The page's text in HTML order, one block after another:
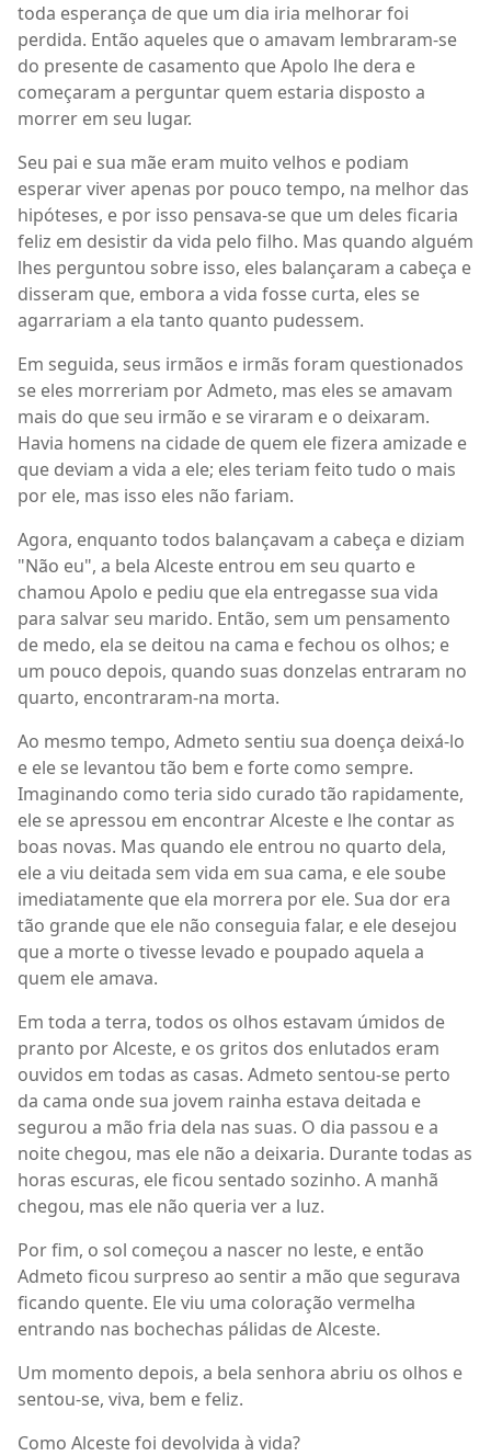
toda esperança de que um dia iria melhorar foi
perdida. Então aqueles que o amavam lembraram-se
do presente de casamento que Apolo lhe dera e
começaram a perguntar quem estaria disposto a
morrer em seu lugar.
Seu pai e sua mãe eram muito velhos e podiam
esperar viver apenas por pouco tempo, na melhor das
hipóteses, e por isso pensava-se que um deles ficaria
feliz em desistir da vida pelo filho. Mas quando alguém
lhes perguntou sobre isso, eles balançaram a cabeça e
disseram que, embora a vida fosse curta, eles se
agarrariam a ela tanto quanto pudessem.
Em seguida, seus irmãos e irmãs foram questionados
se eles morreriam por Admeto, mas eles se amavam
mais do que seu irmão e se viraram e o deixaram.
Havia homens na cidade de quem ele fizera amizade e
que deviam a vida a ele; eles teriam feito tudo o mais
por ele, mas isso eles não fariam.
Agora, enquanto todos balançavam a cabeça e diziam
"Não eu", a bela Alceste entrou em seu quarto e
chamou Apolo e pediu que ela entregasse sua vida
para salvar seu marido. Então, sem um pensamento
de medo, ela se deitou na cama e fechou os olhos; e
um pouco depois, quando suas donzelas entraram no
quarto, encontraram-na morta.
Ao mesmo tempo, Admeto sentiu sua doença deixá-lo
e ele se levantou tão bem e forte como sempre.
Imaginando como teria sido curado tão rapidamente,
ele se apressou em encontrar Alceste e lhe contar as
boas novas. Mas quando ele entrou no quarto dela,
ele a viu deitada sem vida em sua cama, e ele soube
imediatamente que ela morrera por ele. Sua dor era
tão grande que ele não conseguia falar, e ele desejou
que a morte o tivesse levado e poupado aquela a
quem ele amava.
Em toda a terra, todos os olhos estavam úmidos de
pranto por Alceste, e os gritos dos enlutados eram
ouvidos em todas as casas. Admeto sentou-se perto
da cama onde sua jovem rainha estava deitada e
segurou a mão fria dela nas suas. O dia passou e a
noite chegou, mas ele não a deixaria. Durante todas as
horas escuras, ele ficou sentado sozinho. A manhã
chegou, mas ele não queria ver a luz.
Por fim, o sol começou a nascer no leste, e então
Admeto ficou surpreso ao sentir a mão que segurava
ficando quente. Ele viu uma coloração vermelha
entrando nas bochechas pálidas de Alceste.
Um momento depois, a bela senhora abriu os olhos e
sentou-se, viva, bem e feliz.
Como Alceste foi devolvida à vida?